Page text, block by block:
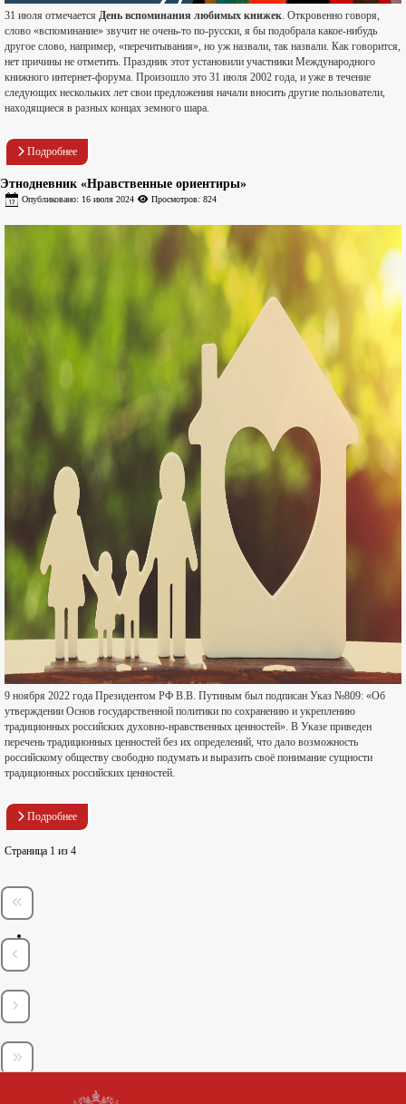
31 июля отмечается День вспоминания любимых книжек. Откровенно говоря,
слово «вспоминание» звучит не очень-то по-русски, я бы подобрала какое-нибудь
другое слово, например, «перечитывания», но уж назвали, так назвали. Как говорится,
нет причины не отметить. Праздник этот установили участники Международного
книжного интернет-форума. Произошло это 31 июля 2002 года, и уже в течение
следующих нескольких лет свои предложения начали вносить другие пользователи,
находящиеся в разных концах земного шара.
Подробнее
Этнодневник «Нравственные ориентиры»
Опубликовано: 16 июля 2024 Просмотров: 824
9 ноября 2022 года Президентом РФ В.В. Путиным был подписан Указ №809: «Об
утверждении Основ государственной политики по сохранению и укреплению
традиционных российских духовно-нравственных ценностей». В Указе приведен
перечень традиционных ценностей без их определений, что дало возможность
российскому обществу свободно подумать и выразить своё понимание сущности
традиционных российских ценностей.
Подробнее
Страница 1 из 4